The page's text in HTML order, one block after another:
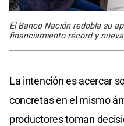
El Banco Nación redobla su
financiamiento récord y
La intención es acercar
concretas en el mismo
productores toman